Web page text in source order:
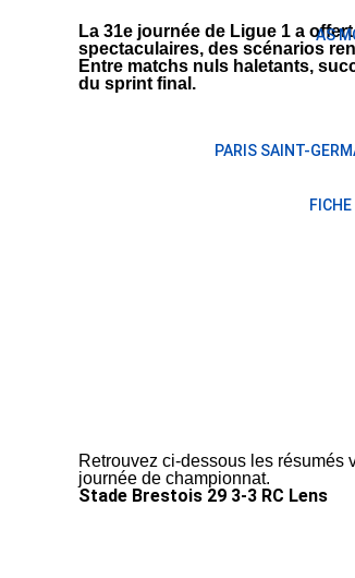
AS
PARIS SAINT-
FICHE
La 31e journée de Ligue 1 a
spectaculaires, des scénarios
Entre matchs nuls haletants,
du sprint final.
Retrouvez ci-dessous les résumés
journée de championnat.
Stade Brestois 29 3-3 RC Lens